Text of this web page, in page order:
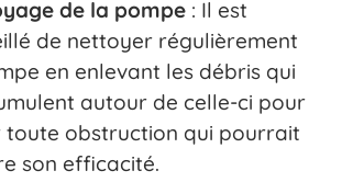
de la pompe : Il est
de nettoyer régulièrement
en enlevant les débris qui
autour de celle-ci pour
toute obstruction qui pourrait
son efficacité.